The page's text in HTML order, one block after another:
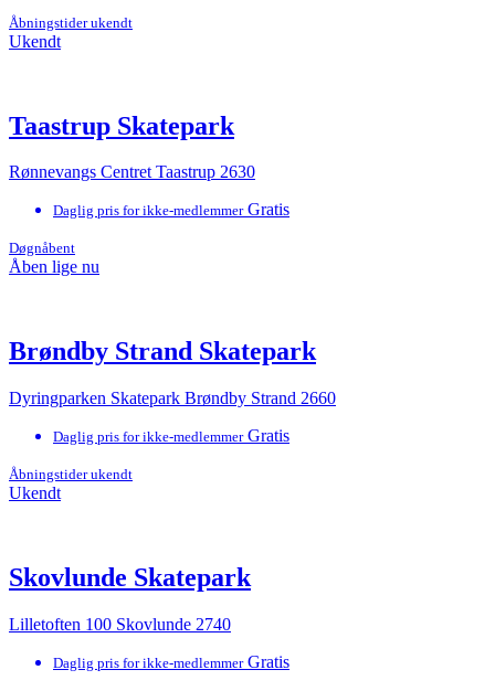
Åbningstider ukendt
Ukendt
Taastrup Skatepark
Rønnevangs Centret Taastrup 2630
Daglig pris for ikke-medlemmer Gratis
Døgnåbent
Åben lige nu
Brøndby Strand Skatepark
Dyringparken Skatepark Brøndby Strand 2660
Daglig pris for ikke-medlemmer Gratis
Åbningstider ukendt
Ukendt
Skovlunde Skatepark
Lilletoften 100 Skovlunde 2740
Daglig pris for ikke-medlemmer Gratis